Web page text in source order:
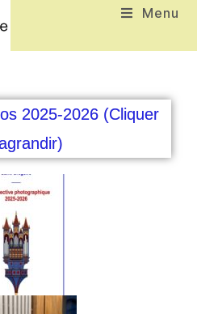
Menu
2025-2026 (Cliquer